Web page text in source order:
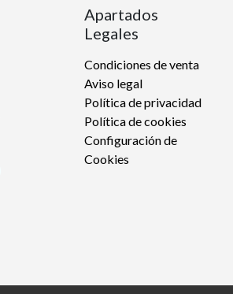
Apartados
Legales
Condiciones de venta
Aviso legal
Política de privacidad
Política de cookies
Configuración de
Cookies